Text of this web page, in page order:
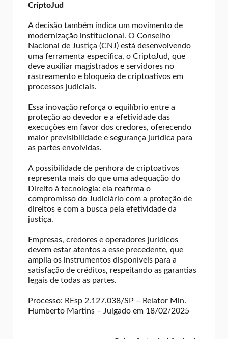
CriptoJud
A decisão também indica um movimento de
modernização institucional. O Conselho
Nacional de Justiça (CNJ) está desenvolvendo
uma ferramenta específica, o CriptoJud, que
deve auxiliar magistrados e servidores no
rastreamento e bloqueio de criptoativos em
processos judiciais.
Essa inovação reforça o equilíbrio entre a
proteção ao devedor e a efetividade das
execuções em favor dos credores, oferecendo
maior previsibilidade e segurança jurídica para
as partes envolvidas.
A possibilidade de penhora de criptoativos
representa mais do que uma adequação do
Direito à tecnologia: ela reafirma o
compromisso do Judiciário com a proteção de
direitos e com a busca pela efetividade da
justiça.
Empresas, credores e operadores jurídicos
devem estar atentos a esse precedente, que
amplia os instrumentos disponíveis para a
satisfação de créditos, respeitando as garantias
legais de todas as partes.
Processo: REsp 2.127.038/SP – Relator Min.
Humberto Martins – Julgado em 18/02/2025